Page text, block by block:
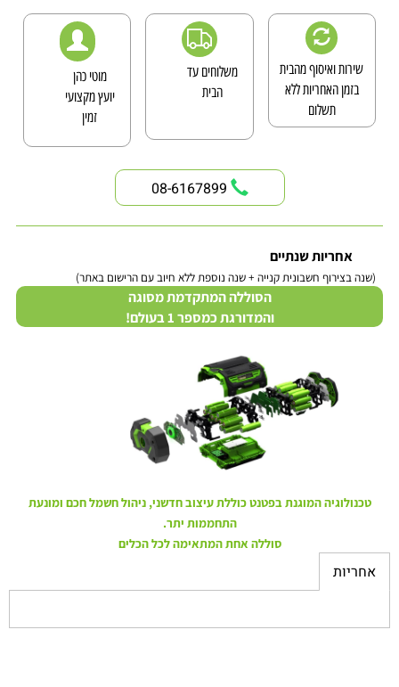
שירות ואיסוף מהבית
בזמן האחריות ללא
תשלום
משלוחים עד
הבית
מוטי כהן
יועץ מקצועי
זמין
08-6167899
אחריות שנתיים
(שנה בצירוף חשבונית קנייה + שנה נוספת ללא חיוב עם הרישום באתר)
הסוללה המתקדמת מסוגה
והמדורגת כמספר 1 בעולם!
טכנולוגיה המוגנת בפטנט כוללת עיצוב חדשני, ניהול חשמל חכם ומונעת
התחממות יתר.
סוללה אחת המתאימה לכל הכלים
אחריות